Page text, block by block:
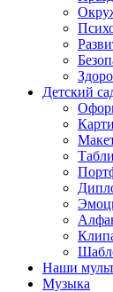
Детский
Наши
Музыка